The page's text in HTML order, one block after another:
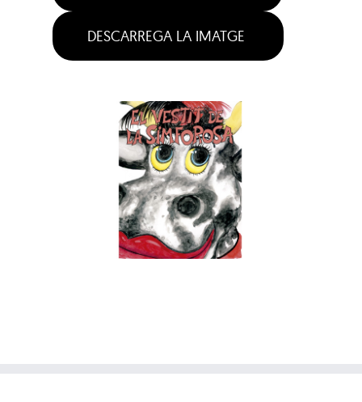
DESCARREGA LA IMATGE